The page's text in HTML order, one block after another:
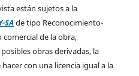
están sujetos a la
SAde tipo Reconocimiento-
de la obra,
obras derivadas, la
con una licencia igual a la